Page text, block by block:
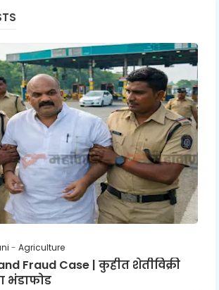
Agriculture
Fraud Case | कुहीत शेतीविक्री
भंडाफोड